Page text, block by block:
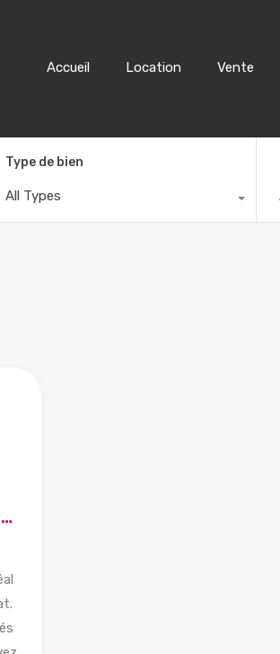
Accueil
Location Vente
Type de bien
All Types
Guide Immobilier Agdal Rabat : Le Meilleur Quartier Familial en 2025